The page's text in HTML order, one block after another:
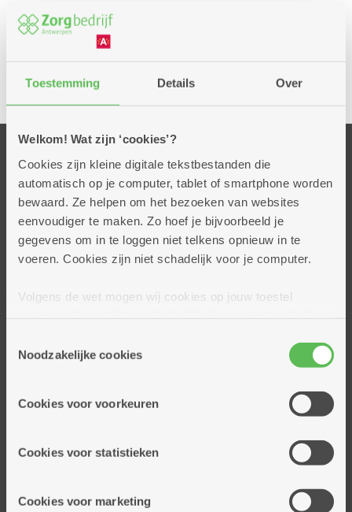
Toestemming Details Over
Welkom! Wat zijn ‘cookies’?
Cookies zijn kleine digitale tekstbestanden die
automatisch op je computer, tablet of smartphone worden
bewaard. Ze helpen om het bezoeken van websites
eenvoudiger te maken. Zo hoef je bijvoorbeeld je
gegevens om in te loggen niet telkens opnieuw in te
voeren. Cookies zijn niet schadelijk voor je computer.
Volgens de wet mogen wij cookies op jouw toestel
cookies hebben we jouw toestemming nodig. Sommige
cookies worden geplaatst door derde partijen die een
informatie over jouw (geanonimiseerd) gebruik van onze
partners kunnen deze gegevens combineren met andere
Noodzakelijke cookies
Cookies voor voorkeuren
Cookies voor statistieken
Cookies voor marketing
tel: 03 431 44 48
Onze centra
Ankertje
Dennenhuis
Good Engels
Ukkepuk
De Link
Pennsylvania foundation
De Zijsprong
De Volte
Huis Archimedes